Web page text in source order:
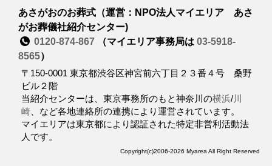
あさがおのお葬式（運営：NPO法人マイエリア あさ
がお葬儀社紹介センター)
0120-874-867 （マイエリア事務局は03-5918-
8565）
〒150-0001 東京都渋谷区神宮前六丁目２３番４号 桑野
ビル２階
当紹介センターは、東京事務所のもと神奈川の横浜/川
崎 、など各地連絡所の連携により運営されています。
マイエリアは東京都により認証された特定非営利活動法
人です。
Copyright(c)2006-2026 Myarea All Right Reserved